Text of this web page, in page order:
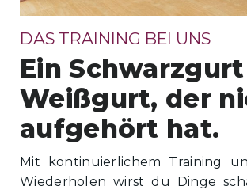
DAS TRAINING BEI UNS
Ein
Weißgurt, der
aufgehört hat.
Mit kontinuierlichem Training
Wiederholen wirst du Dinge